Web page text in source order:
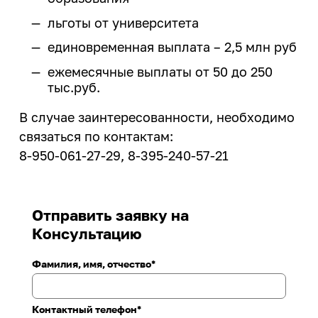
Издательство
Информатизация
Кадровая политика
Кампус
Пресс-служба
Режим и безопасность
Финансово-экономическая
Архив
конструктор»
Общественная жизнь
Профком студентов
Старостат ИРНИТУ
Студенческие объединения
еще...
Спортивные сооружения
Карьера и
трудоустройство
Летние профильные школы
гендерного равенства
Профком работников ИРНИТУ
Расписание занятий
обучения ИЗВО
Центр образовательных
Личный кабинет преподавателя
Медицинский осмотр
Медицинский кабинет
льготы от университета
единовременная выплата – 2,5 млн руб
ежемесячные выплаты от 50 до 250
тыс.руб.
В случае заинтересованности, необходимо
связаться по контактам:
8-950-061-27-29, 8-395-240-57-21
Отправить заявку на
Консультацию
Фамилия, имя, отчество
Контактный телефон